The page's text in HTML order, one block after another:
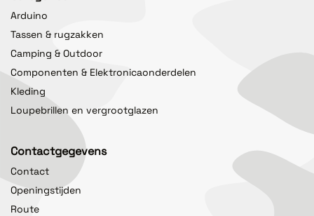
Arduino
Tassen & rugzakken
Camping & Outdoor
Componenten & Elektronicaonderdelen
Kleding
Loupebrillen en vergrootglazen
Contactgegevens
Contact
Openingstijden
Route